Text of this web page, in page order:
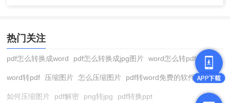
热门关注
pdf怎么转换成word pdf怎么转换成jpg图片 word怎么转pdf
word转pdf 压缩图片 怎么压缩图片 pdf转word免费的软件
如何压缩图片 pdf解密 png转jpg pdf转换ppt